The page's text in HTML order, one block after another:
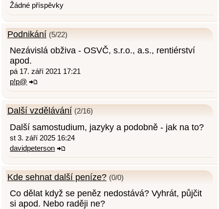
Žádné příspěvky
Podnikání (5/22)
Nezávislá obživa - OSVČ, s.r.o., a.s., rentiérství
apod.
pá 17. září 2021 17:21
p!p@
Další vzdělávání (2/16)
Další samostudium, jazyky a podobně - jak na to?
st 3. září 2025 16:24
davidpeterson
Kde sehnat další peníze? (0/0)
Co dělat když se peněz nedostává? Vyhrát, půjčit
si apod. Nebo raději ne?